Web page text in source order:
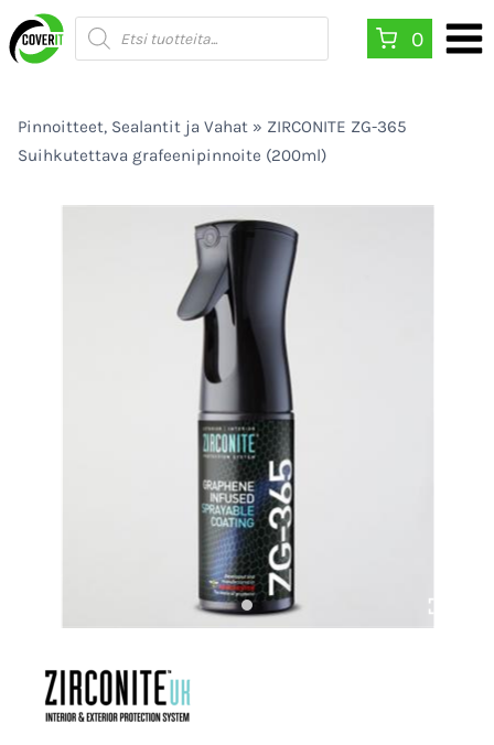
Siirry
sisältöön
Products
search
0
Pinnoitteet, Sealantit ja Vahat » ZIRCONITE ZG-365
Suihkutettava grafeenipinnoite (200ml)